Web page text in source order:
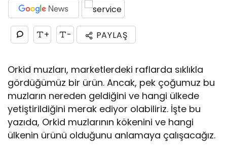
+ - PAYLAŞ
Orkid muzları, marketlerdeki raflarda sıklıkla
gördüğümüz bir ürün. Ancak, pek çoğumuz bu
muzların nereden geldiğini ve hangi ülkede
yetiştirildiğini merak ediyor olabiliriz. İşte bu
yazıda, Orkid muzlarının kökenini ve hangi
ülkenin ürünü olduğunu anlamaya çalışacağız.